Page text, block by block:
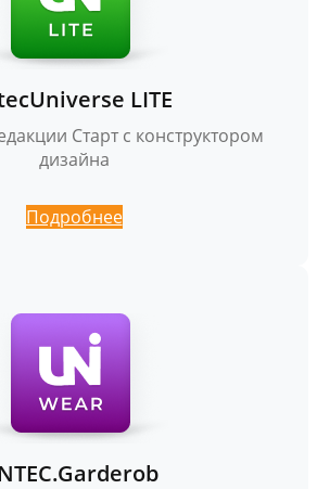
LITE
Старт с конструктором
дизайна
Подробнее